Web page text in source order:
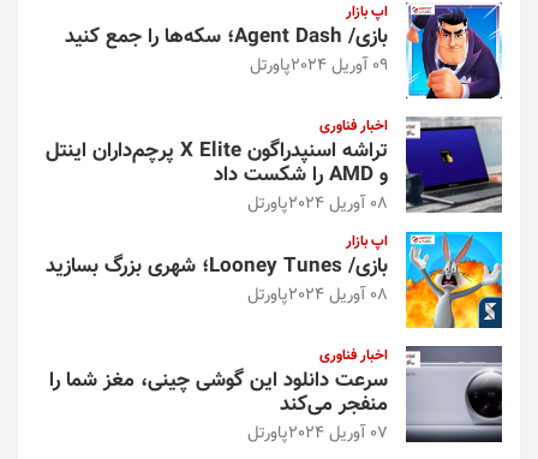
اپ بازار
بازی/ Agent Dash؛ سکه‌ها را جمع کنید
09 آوریل 2024 پاورتل
اخبار فناوری
تراشه اسنپدراگون X Elite پرچم‌داران اینتل
و AMD را شکست داد
08 آوریل 2024 پاورتل
اپ بازار
بازی/ Looney Tunes؛ شهری بزرگ بسازید
08 آوریل 2024 پاورتل
اخبار فناوری
سرعت دانلود این گوشی چینی، مغز شما را
منفجر می‌کند
07 آوریل 2024 پاورتل